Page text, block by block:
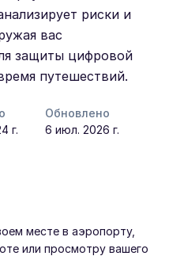
риски и
вас
защиты цифровой
путешествий.
г.
Обновлено
6 июл. 2026 г.
месте в аэропорту,
или просмотру вашего